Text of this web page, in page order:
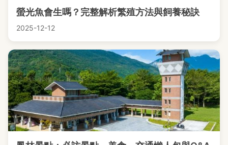
螢光魚會生嗎？完整解析繁殖方法與飼養秘訣
2025-12-12